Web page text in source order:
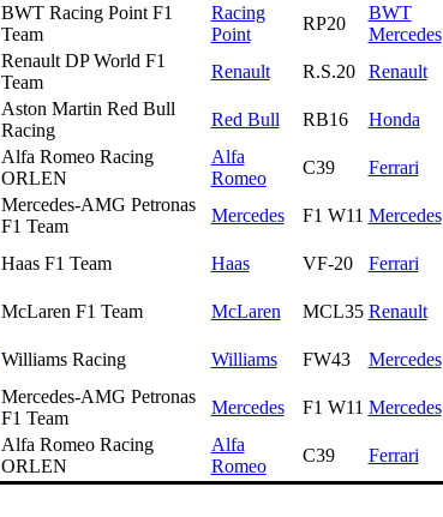
BWT Racing Point F1
Team
Racing
Point
RP20
BWT
Mercedes
Renault DP World F1
Team
Renault R.S.20 Renault
Aston Martin Red Bull
Racing
Red Bull RB16 Honda
Alfa Romeo Racing
ORLEN
Alfa
Romeo
C39 Ferrari
Mercedes-AMG Petronas
F1 Team
Mercedes F1 W11 Mercedes
Haas F1 Team Haas VF-20 Ferrari
McLaren F1 Team McLaren MCL35 Renault
Williams Racing Williams FW43 Mercedes
Mercedes-AMG Petronas
F1 Team
Mercedes F1 W11 Mercedes
Alfa Romeo Racing
ORLEN
Alfa
Romeo
C39 Ferrari